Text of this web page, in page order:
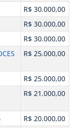
R$ 30.000,00
R$ 30.000,00
R$ 30.000,00
R$ 25.000,00
R$ 25.000,00
R$ 21.000,00
R$ 20.000,00